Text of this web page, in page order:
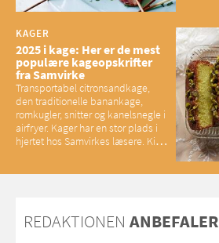
KAGER
2025 i kage: Her er de mest
populære kageopskrifter
fra Samvirke
Transportabel citronsandkage,
den traditionelle banankage,
romkugler, snitter og kanelsnegle i
airfryer. Kager har en stor plads i
hjertet hos Samvirkes læsere. Kig
REDAKTIONEN ANBEFALER